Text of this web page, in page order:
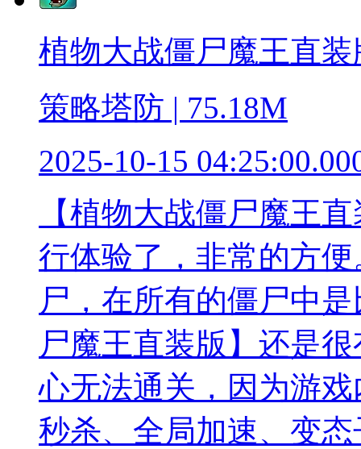
植物大战僵尸魔王直装
策略塔防 | 75.18M
2025-10-15
【植物大战僵尸魔王
行体验了，非常的方
尸，在所有的僵尸中
尸魔王直装版】还是
心无法通关，因为游
秒杀、全局加速、变